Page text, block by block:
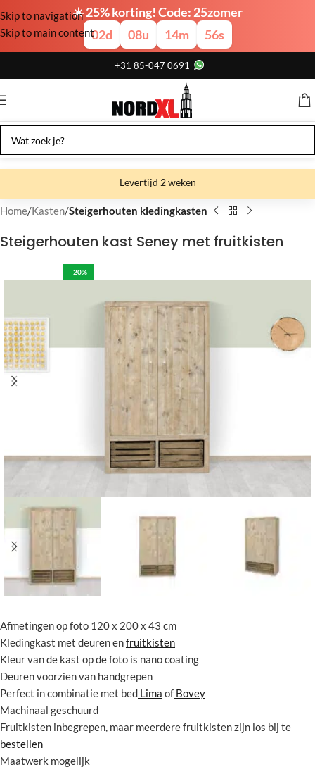
☀️ 25% korting! Code: 25zomer
02d 08u 14m 55s
Skip to navigation
Skip to main content
+31 85-047 0691
Levertijd 2 weken
Gratis verzending
Gratis afhalen
Home Kasten Steigerhouten kledingkasten
Steigerhouten kast Seney met fruitkisten
-20%
Afmetingen op foto 120 x 200 x 43 cm
Kledingkast met deuren enfruitkisten
Kleur van de kast op de foto is nano coating
Deuren voorzien van handgrepen
Perfect in combinatie met bed Lima of Bovey
Machinaal geschuurd
Fruitkisten inbegrepen, maar meerdere fruitkisten zijn los bij te
bestellen
Maatwerk mogelijk